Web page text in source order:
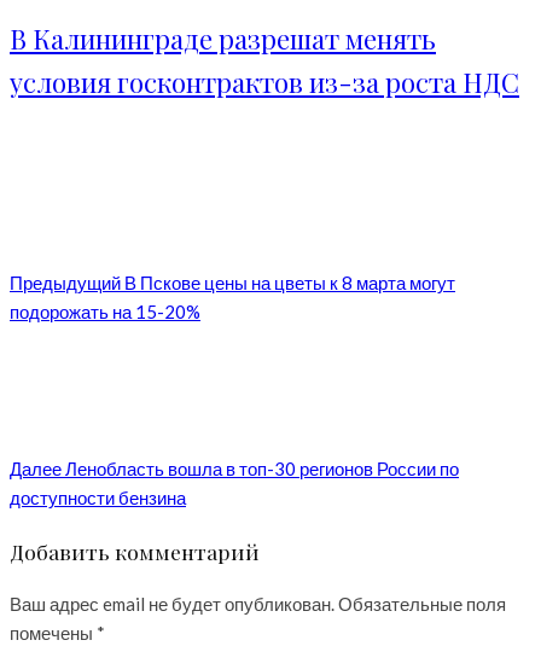
В Калининграде разрешат менять
условия госконтрактов из-за роста НДС
Предыдущий В Пскове цены на цветы к 8 марта могут
подорожать на 15-20%
ДалееЛенобласть вошла в топ-30 регионов России по
доступности бензина
Добавить комментарий
Ваш адрес email не будет опубликован.Обязательные поля
помечены *